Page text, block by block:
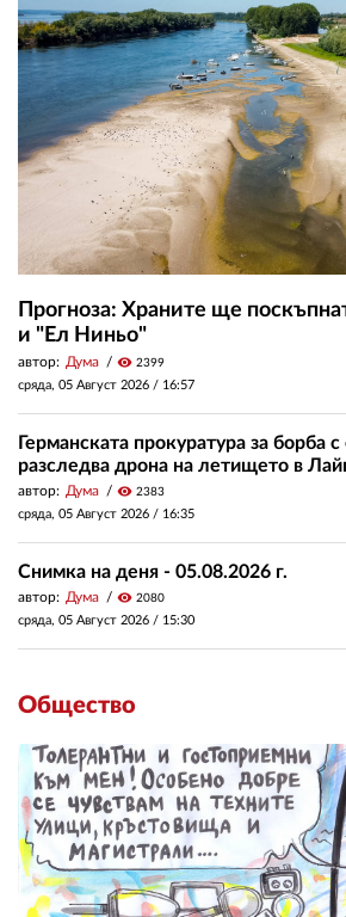
Прогноза: Храните ще
и "Ел Ниньо"
автор: Дума visibility 2399
сряда, 05 Август 2026 / 16:57
Германската прокуратура за борба
разследва дрона на летището в
автор: Дума visibility 2383
сряда, 05 Август 2026 / 16:35
Снимка на деня - 05.08.2026 г.
автор: Дума visibility 2080
сряда, 05 Август 2026 / 15:30
Общество